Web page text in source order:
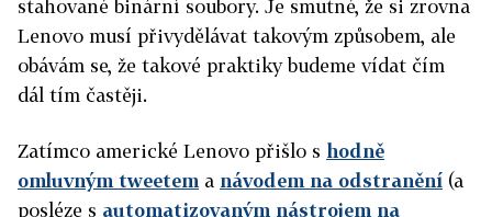
stahované binární soubory. Je smutné, že si zrovna
Lenovo musí přivydělávat takovým způsobem, ale
obávám se, že takové praktiky budeme vídat čím
dál tím častěji.
Zatímco americké Lenovo přišlo s hodně
omluvným tweetem a návodem na odstranění (a
posléze s automatizovaným nástrojem na